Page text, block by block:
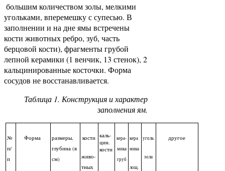
большим количеством золы, мелкими
угольками, вперемешку с супесью. В
заполнении и на дне ямы встречены
кости животных ребро, зуб, часть
берцовой кости), фрагменты грубой
лепной керамики (1 венчик, 13 стенок), 2
кальцинированные косточки. Форма
сосудов не восстанавливается.
Таблица 1. Конструкция и характер
заполнения ям.
№
п/
п
Форма
размеры,
глубина (в
см)
кости
живо-
тных
каль­
цин.
кости
кера-
мика
груб
кера
мика
лощ.
уголь
зола
другое